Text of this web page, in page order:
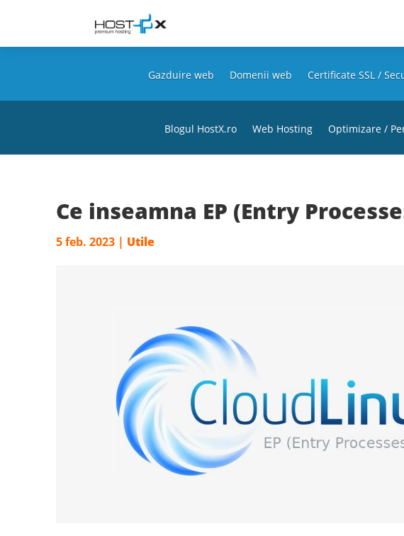
Gazduire web Domenii web Certificate SSL /
Blogul HostX.ro Web Hosting Optimizare /
Ce inseamna EP (Entry
5 feb. 2023| Utile